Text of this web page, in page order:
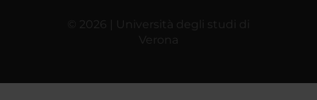
© 2026 | Università degli studi di
Verona